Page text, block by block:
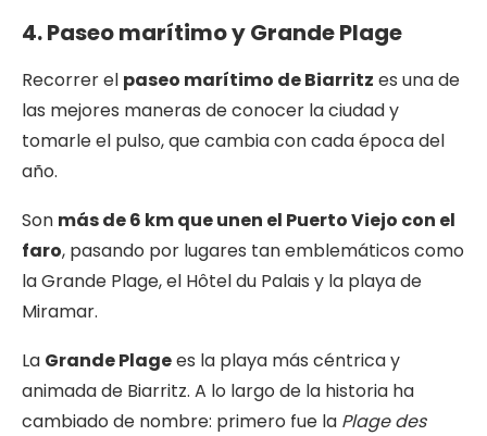
4. Paseo marítimo y Grande Plage
Recorrer el paseo marítimo de Biarritz es una de
las mejores maneras de conocer la ciudad y
tomarle el pulso, que cambia con cada época del
año.
Son más de 6 km que unen el Puerto Viejo con el
faro, pasando por lugares tan emblemáticos como
la Grande Plage, el Hôtel du Palais y la playa de
Miramar.
La Grande Plagees la playa más céntrica y
animada de Biarritz. A lo largo de la historia ha
cambiado de nombre: primero fue la Plage des